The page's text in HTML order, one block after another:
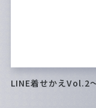
LINE着せかえVol.2